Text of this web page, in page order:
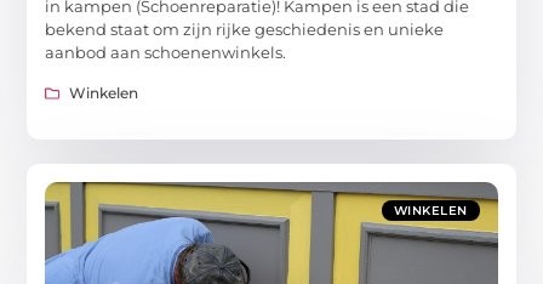
in kampen (Schoenreparatie)! Kampen is een stad die
bekend staat om zijn rijke geschiedenis en unieke
aanbod aan schoenenwinkels.
Winkelen
WINKELEN